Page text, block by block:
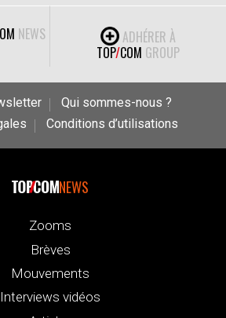
NEWS
ADHÉRER À
TOP/COM GROUP
Qui sommes-nous ?
Conditions d’utilisations
NEWS
Zooms
Brèves
Mouvements
Interviews vidéos